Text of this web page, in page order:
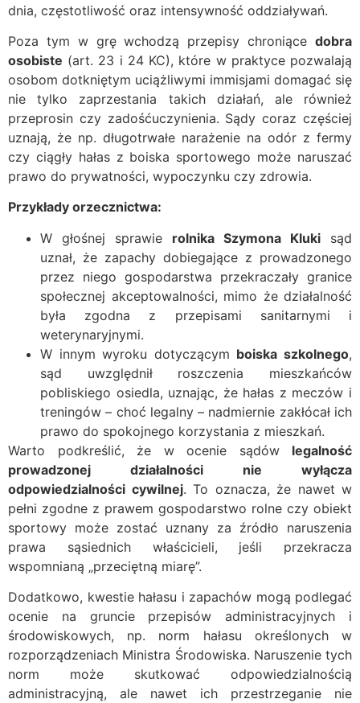
dnia, częstotliwość oraz intensywność oddziaływań.
Poza tym w grę wchodzą przepisy chroniące dobra
osobiste (art. 23 i 24 KC), które w praktyce pozwalają
osobom dotkniętym uciążliwymi immisjami domagać się
nie tylko zaprzestania takich działań, ale również
przeprosin czy zadośćuczynienia. Sądy coraz częściej
uznają, że np. długotrwałe narażenie na odór z fermy
czy ciągły hałas z boiska sportowego może naruszać
prawo do prywatności, wypoczynku czy zdrowia.
Przykłady orzecznictwa:
W głośnej sprawie rolnika Szymona Kluki sąd
uznał, że zapachy dobiegające z prowadzonego
przez niego gospodarstwa przekraczały granice
społecznej akceptowalności, mimo że działalność
była zgodna z przepisami sanitarnymi i
weterynaryjnymi.
W innym wyroku dotyczącym boiska szkolnego,
sąd uwzględnił roszczenia mieszkańców
pobliskiego osiedla, uznając, że hałas z meczów i
treningów – choć legalny – nadmiernie zakłócał ich
prawo do spokojnego korzystania z mieszkań.
Warto podkreślić, że w ocenie sądów legalność
prowadzonej działalności nie wyłącza
odpowiedzialności cywilnej. To oznacza, że nawet w
pełni zgodne z prawem gospodarstwo rolne czy obiekt
sportowy może zostać uznany za źródło naruszenia
prawa sąsiednich właścicieli, jeśli przekracza
wspomnianą „przeciętną miarę”.
Dodatkowo, kwestie hałasu i zapachów mogą podlegać
ocenie na gruncie przepisów administracyjnych i
środowiskowych, np. norm hałasu określonych w
rozporządzeniach Ministra Środowiska. Naruszenie tych
norm może skutkować odpowiedzialnością
administracyjną, ale nawet ich przestrzeganie nie